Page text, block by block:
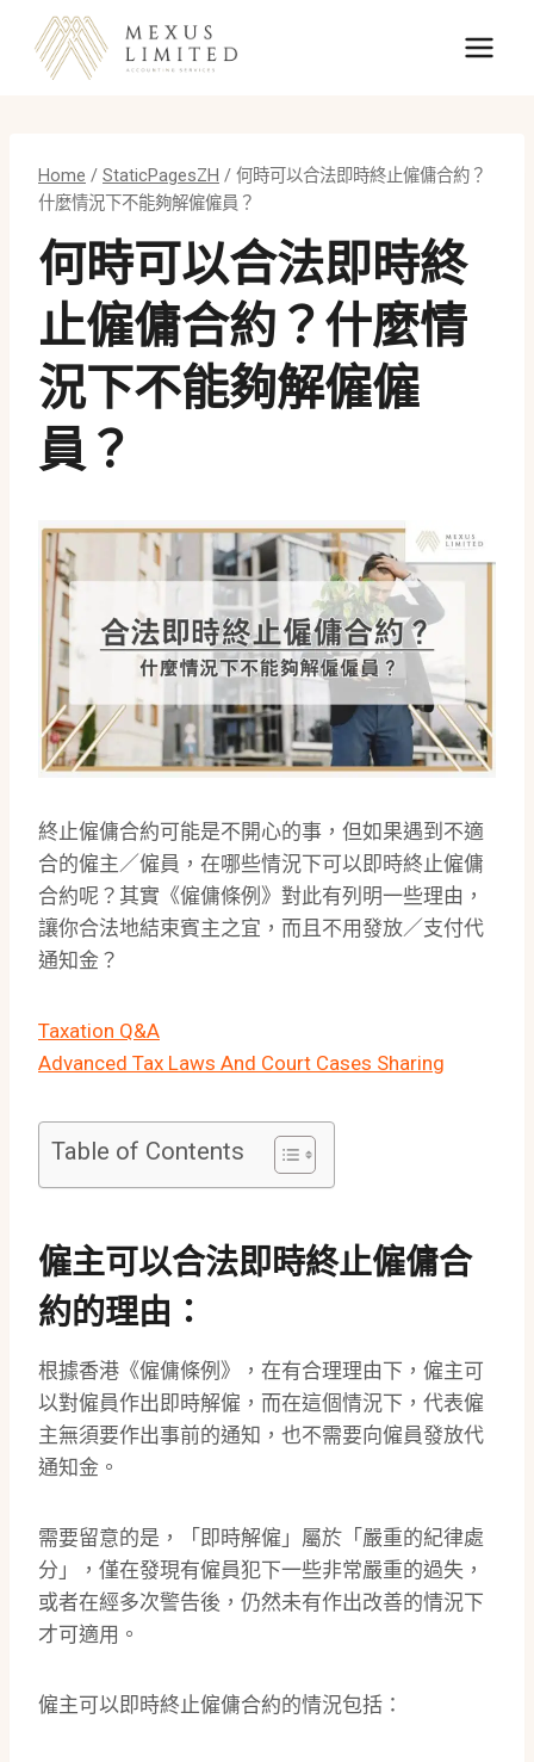
content
Home / StaticPagesZH / 何時可以合法即時終止僱傭合約？
什麼情況下不能夠解僱僱員？
何時可以合法即時終
止僱傭合約？什麼情
況下不能夠解僱僱
員？
終止僱傭合約可能是不開心的事，但如果遇到不適
合的僱主／僱員，在哪些情況下可以即時終止僱傭
合約呢？其實《僱傭條例》對此有列明一些理由，
讓你合法地結束賓主之宜，而且不用發放／支付代
通知金？
Taxation Q&A
Advanced Tax Laws And Court Cases Sharing
Table of Contents
僱主可以合法即時終止僱傭合
約的理由：
根據香港《僱傭條例》，在有合理理由下，僱主可
以對僱員作出即時解僱，而在這個情況下，代表僱
主無須要作出事前的通知，也不需要向僱員發放代
通知金。
需要留意的是，「即時解僱」屬於「嚴重的紀律處
分」，僅在發現有僱員犯下一些非常嚴重的過失，
或者在經多次警告後，仍然未有作出改善的情況下
才可適用。
僱主可以即時終止僱傭合約的情況包括：